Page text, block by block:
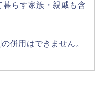
らす家族・親戚も含
併用はできません。